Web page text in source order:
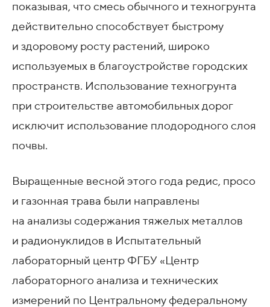
показывая, что смесь обычного и техногрунта
действительно способствует быстрому
и здоровому росту растений, широко
используемых в благоустройстве городских
пространств. Использование техногрунта
при строительстве автомобильных дорог
исключит использование плодородного слоя
почвы.
Выращенные весной этого года редис, просо
и газонная трава были направлены
на анализы содержания тяжелых металлов
и радионуклидов в Испытательный
лабораторный центр ФГБУ «Центр
лабораторного анализа и технических
измерений по Центральному федеральному